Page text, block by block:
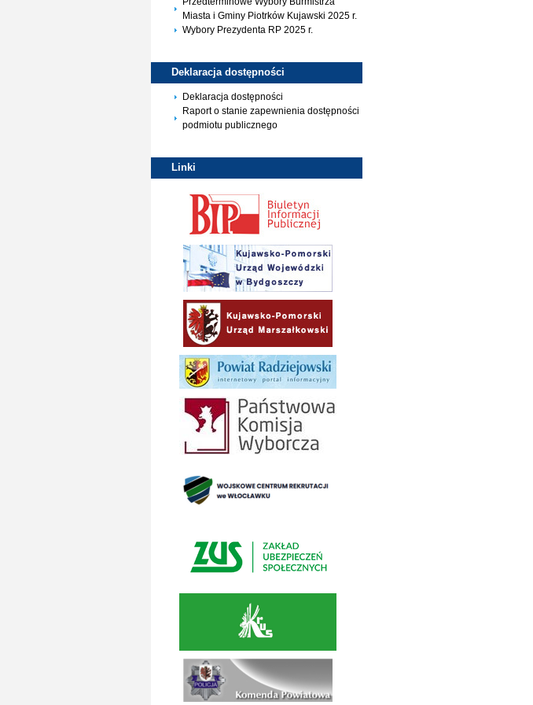
Miasta i Gminy Piotrków Kujawski 2025 r.
Wybory Prezydenta RP 2025 r.
Deklaracja dostępności
Deklaracja dostępności
Raport o stanie zapewnienia dostępności
podmiotu publicznego
Linki